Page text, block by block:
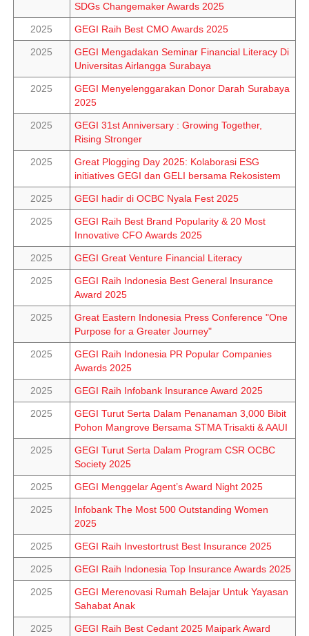
SDGs Changemaker Awards 2025
2025 GEGI Raih Best CMO Awards 2025
2025
GEGI Mengadakan Seminar Financial Literacy Di
Universitas Airlangga Surabaya
2025
GEGI Menyelenggarakan Donor Darah Surabaya
2025
2025
GEGI 31st Anniversary : Growing Together,
Rising Stronger
2025
Great Plogging Day 2025: Kolaborasi ESG
initiatives GEGI dan GELI bersama Rekosistem
2025 GEGI hadir di OCBC Nyala Fest 2025
2025
GEGI Raih Best Brand Popularity & 20 Most
Innovative CFO Awards 2025
2025 GEGI Great Venture Financial Literacy
2025
GEGI Raih Indonesia Best General Insurance
Award 2025
2025
Great Eastern Indonesia Press Conference "One
Purpose for a Greater Journey"
2025
GEGI Raih Indonesia PR Popular Companies
Awards 2025
2025 GEGI Raih Infobank Insurance Award 2025
2025
GEGI Turut Serta Dalam Penanaman 3,000 Bibit
Pohon Mangrove Bersama STMA Trisakti & AAUI
2025
GEGI Turut Serta Dalam Program CSR OCBC
Society 2025
2025 GEGI Menggelar Agent’s Award Night 2025
2025
Infobank The Most 500 Outstanding Women
2025
2025 GEGI Raih Investortrust Best Insurance 2025
2025 GEGI Raih Indonesia Top Insurance Awards 2025
2025
GEGI Merenovasi Rumah Belajar Untuk Yayasan
Sahabat Anak
2025 GEGI Raih Best Cedant 2025 Maipark Award